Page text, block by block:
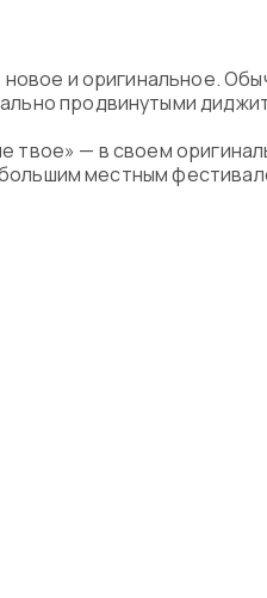
и оригинальное.
продвинутыми
твое» — в своем
местным